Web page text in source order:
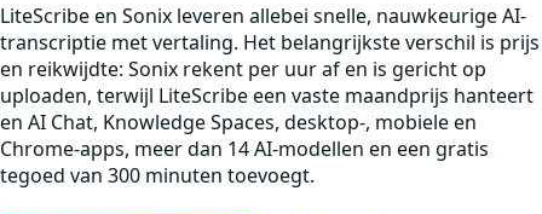
LiteScribe en Sonix leveren allebei snelle, nauwkeurige AI-
transcriptie met vertaling. Het belangrijkste verschil is prijs
en reikwijdte: Sonix rekent per uur af en is gericht op
uploaden, terwijl LiteScribe een vaste maandprijs hanteert
en AI Chat, Knowledge Spaces, desktop-, mobiele en
Chrome-apps, meer dan 14 AI-modellen en een gratis
tegoed van 300 minuten toevoegt.